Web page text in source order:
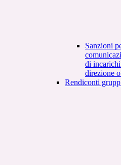
Sanzioni
di
direzione
Rendiconti